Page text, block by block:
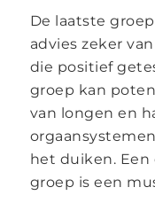
De laatste
advies zeker
die positief
groep kan
van longen en
het duiken.
groep is een